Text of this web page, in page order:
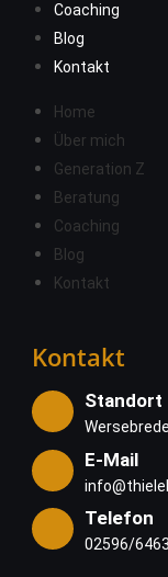
Coaching
Blog
Kontakt
Home
Über mich
Generation Z
Beratung
Coaching
Blog
Kontakt
Kontakt
Standort
E-Mail
Telefon
02596/